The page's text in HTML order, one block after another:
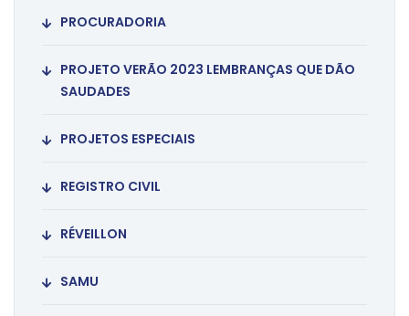
PROCURADORIA
PROJETO VERÃO 2023 LEMBRANÇAS QUE DÃO
SAUDADES
PROJETOS ESPECIAIS
REGISTRO CIVIL
RÉVEILLON
SAMU